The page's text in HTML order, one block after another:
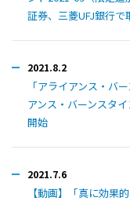
証券、三菱UFJ銀行で
2021.8.2
「アライアンス・バ
アンス・バーンスタ
開始
2021.7.6
【動画】「真に効果